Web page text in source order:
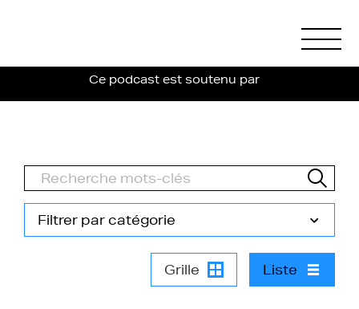
Ce podcast est soutenu par
Filtrer par catégorie
Grille Liste